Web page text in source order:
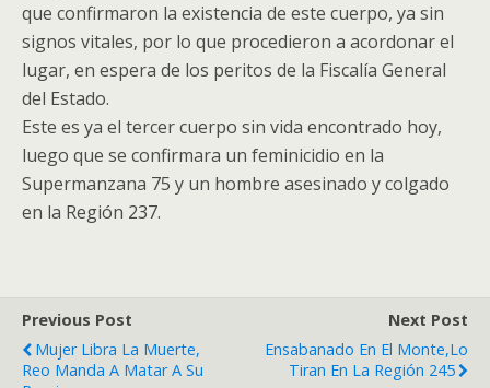
que confirmaron la existencia de este cuerpo, ya sin
signos vitales, por lo que procedieron a acordonar el
lugar, en espera de los peritos de la Fiscalía General
del Estado.
Este es ya el tercer cuerpo sin vida encontrado hoy,
luego que se confirmara un feminicidio en la
Supermanzana 75 y un hombre asesinado y colgado
en la Región 237.
Previous Post
Mujer Libra La Muerte,
Reo Manda A Matar A Su
Next Post
Ensabanado En El Monte,Lo
Tiran En La Región 245